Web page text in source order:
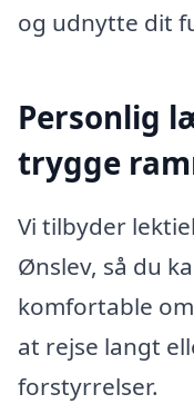
og udnytte dit
Personlig
trygge
Vi tilbyder
Ønslev, så du
komfortable
at rejse langt
forstyrrelser.